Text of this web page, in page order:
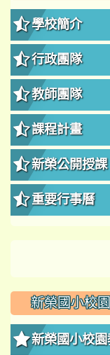
學校簡介
行政團隊
教師團隊
課程計畫
新榮公開授課
重要行事曆
新榮國小校
新榮國小校